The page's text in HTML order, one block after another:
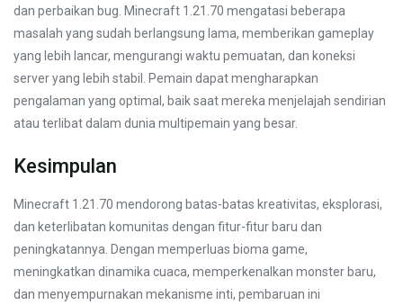
dan perbaikan bug. Minecraft 1.21.70 mengatasi beberapa
masalah yang sudah berlangsung lama, memberikan gameplay
yang lebih lancar, mengurangi waktu pemuatan, dan koneksi
server yang lebih stabil. Pemain dapat mengharapkan
pengalaman yang optimal, baik saat mereka menjelajah sendirian
atau terlibat dalam dunia multipemain yang besar.
Kesimpulan
Minecraft 1.21.70 mendorong batas-batas kreativitas, eksplorasi,
dan keterlibatan komunitas dengan fitur-fitur baru dan
peningkatannya. Dengan memperluas bioma game,
meningkatkan dinamika cuaca, memperkenalkan monster baru,
dan menyempurnakan mekanisme inti, pembaruan ini